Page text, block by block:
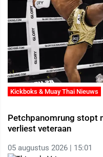
Kickboks & Muay Thai Nieuws
Petchpanomrung stopt
verliest veteraan
05 augustus 2026 | 15:01